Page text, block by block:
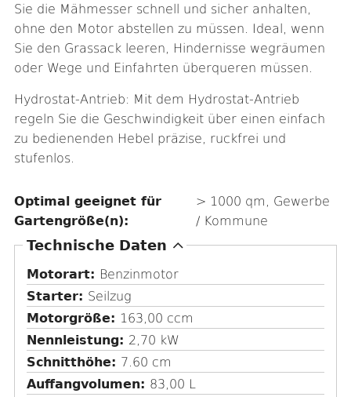
Sie die Mähmesser schnell und sicher anhalten,
ohne den Motor abstellen zu müssen. Ideal, wenn
Sie den Grassack leeren, Hindernisse wegräumen
oder Wege und Einfahrten überqueren müssen.
Hydrostat-Antrieb: Mit dem Hydrostat-Antrieb
regeln Sie die Geschwindigkeit über einen einfach
zu bedienenden Hebel präzise, ruckfrei und
stufenlos.
Optimal geeignet für
Gartengröße(n):
> 1000 qm, Gewerbe
/ Kommune
A
u
s
b
l
e
n
Technische Daten
Motorart: Benzinmotor
Starter: Seilzug
Motorgröße: 163,00 ccm
Nennleistung: 2,70 kW
Schnitthöhe: 7.60 cm
Auffangvolumen: 83,00 L